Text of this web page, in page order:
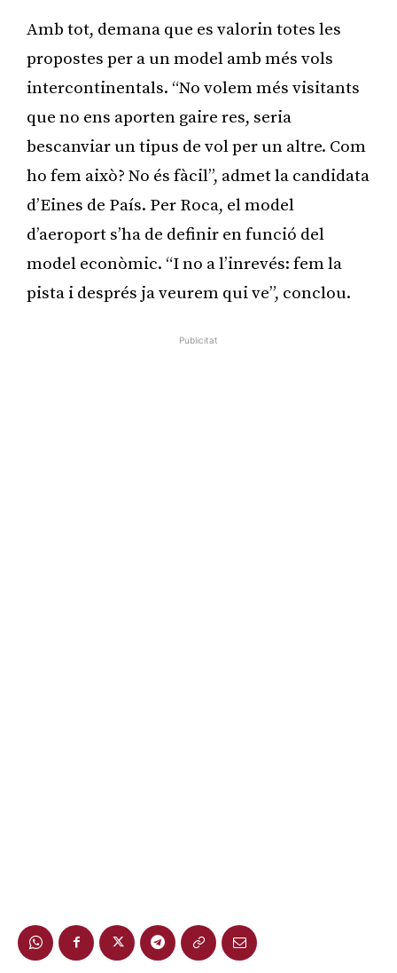
Amb tot, demana que es valorin totes les
propostes per a un model amb més vols
intercontinentals. “No volem més visitants
que no ens aporten gaire res, seria
bescanviar un tipus de vol per un altre. Com
ho fem això? No és fàcil”, admet la candidata
d’Eines de País. Per Roca, el model
d’aeroport s’ha de definir en funció del
model econòmic. “I no a l’inrevés: fem la
pista i després ja veurem qui ve”, conclou.
Publicitat